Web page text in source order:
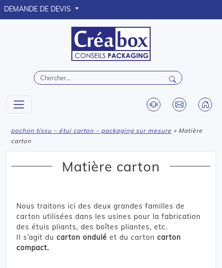
DEMANDE DE DEVIS
pochon tissu – étui carton – packaging sur mesure » Matière
carton
Matière carton
Nous traitons ici des deux grandes familles de
carton utilisées dans les usines pour la fabrication
des étuis pliants, des boîtes pliantes, etc.
Il s’agit du carton ondulé et du carton carton
compact.